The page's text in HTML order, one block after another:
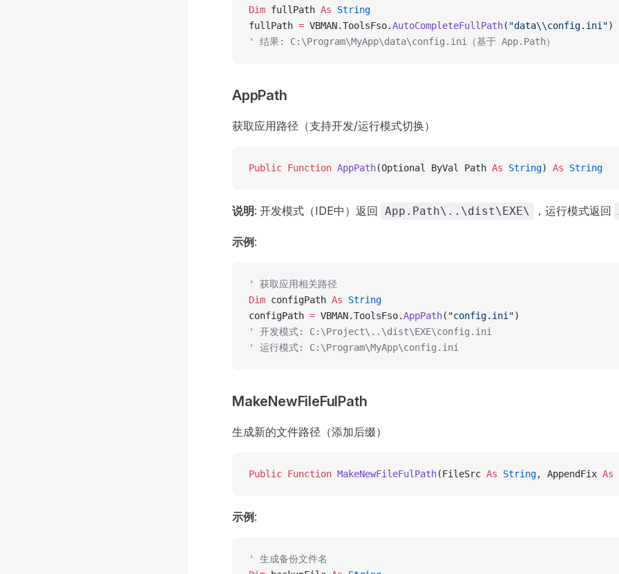
Dim fullPath As String
fullPath = VBMAN.ToolsFso.AutoCompleteFullPath( "data\\config.ini")
' 结果: C:\Program\MyApp\data\config.ini（基于 App.Path）
AppPath
获取应用路径（支持开发/运行模式切换）
Public Function AppPath(Optional ByVal Path As String) As String
说明: 开发模式（IDE中）返回 App.Path\..\dist\EXE\ ，运行模式返回
示例 :
' 获取应用相关路径
Dim configPath As String
configPath = VBMAN.ToolsFso.AppPath( "config.ini")
' 开发模式: C:\Project\..\dist\EXE\config.ini
' 运行模式: C:\Program\MyApp\config.ini
MakeNewFileFulPath
生成新的文件路径（添加后缀）
Public Function MakeNewFileFulPath(FileSrc As String, AppendFix As
示例 :
' 生成备份文件名